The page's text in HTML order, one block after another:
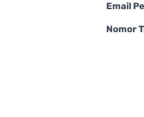
Email
Nomor